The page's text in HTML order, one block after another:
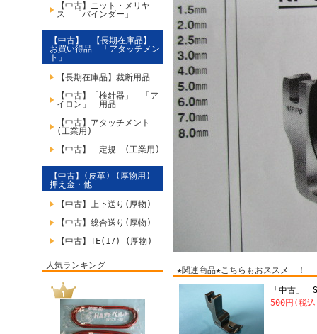
【中古】ニット・メリヤ
ス 「バインダー」
【中古】 【長期在庫品】
お買い得品 「アタッチメン
ト」
【長期在庫品】裁断用品
【中古】「検針器」 「ア
イロン」 用品
【中古】アタッチメント
(工業用)
【中古】 定規 (工業用)
【中古】(皮革) (厚物用)
押え金・他
【中古】上下送り(厚物)
【中古】総合送り(厚物)
【中古】TE(17) (厚物)
人気ランキング
★関連商品★こちらもおススメ ！
「中古」
500円(税